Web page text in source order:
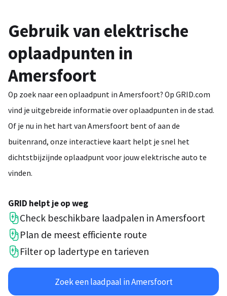
Gebruik van elektrische
oplaadpunten in
Amersfoort
Op zoek naar een oplaadpunt in Amersfoort? Op GRID.com
vind je uitgebreide informatie over oplaadpunten in de stad.
Of je nu in het hart van Amersfoort bent of aan de
buitenrand, onze interactieve kaart helpt je snel het
dichtstbijzijnde oplaadpunt voor jouw elektrische auto te
vinden.
GRID helpt je op weg
Check beschikbare laadpalen in Amersfoort
Plan de meest efficiente route
Filter op ladertype en tarieven
Zoek een laadpaal in Amersfoort